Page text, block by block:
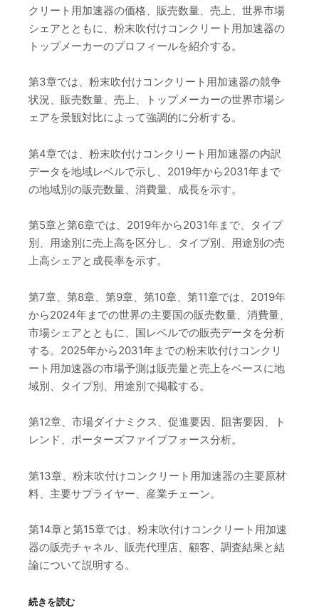
クリート用加速器の価格、販売数量、売上、世界市場
シェアとともに、粉末吹付けコンクリート用加速器の
トップメーカーのプロフィールを紹介する。
第3章では、粉末吹付けコンクリート用加速器の競争
状況、販売数量、売上、トップメーカーの世界市場シ
ェアを景観対比によって強調的に分析する。
第4章では、粉末吹付けコンクリート用加速器の内訳
データを地域レベルで示し、2019年から2031年まで
の地域別の販売数量、消費量、成長を示す。
第5章と第6章では、2019年から2031年まで、タイプ
別、用途別に売上高を区分し、タイプ別、用途別の売
上高シェアと成長率を示す。
第7章、第8章、第9章、第10章、第11章では、2019年
から2024年までの世界の主要国の販売数量、消費量、
市場シェアとともに、国レベルでの販売データを分析
する。2025年から2031年までの粉末吹付けコンクリ
ート用加速器の市場予測は販売量と売上をベースに地
域別、タイプ別、用途別で掲載する。
第12章、市場ダイナミクス、促進要因、阻害要因、ト
レンド、ポーターズファイブフォース分析。
第13章、粉末吹付けコンクリート用加速器の主要原材
料、主要サプライヤー、産業チェーン。
第14章と第15章では、粉末吹付けコンクリート用加速
器の販売チャネル、販売代理店、顧客、調査結果と結
論について説明する。
続きを読む